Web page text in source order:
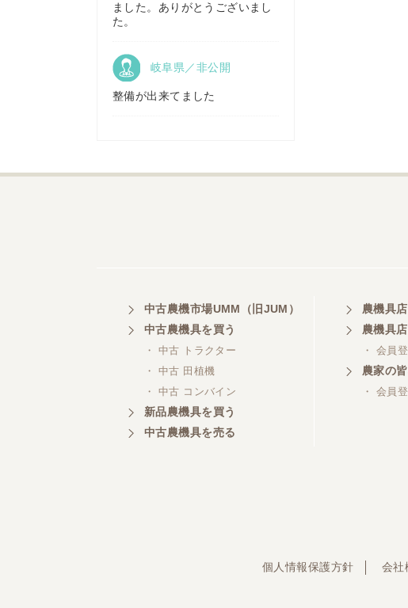
福島県／
埼玉県／
株式会社トミタモータース
三重県／
株式会社 ケイ・エス・エンタ
ープライズ
ました。ありがとうございまし
た。
岐阜県／非公開
整備が出来てました
中古農機市場UMM（旧JUM）
中古農機具を買う
・ 中古 トラクター
・ 中古 田植機
・ 中古 コンバイン
新品農機具を買う
中古農機具を売る
農機具
農機具
・ 会員
農家の
・ 会員
個人情報保護方針 会社